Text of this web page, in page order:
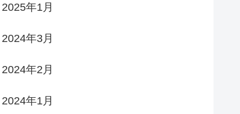
2025年1月
2024年3月
2024年2月
2024年1月